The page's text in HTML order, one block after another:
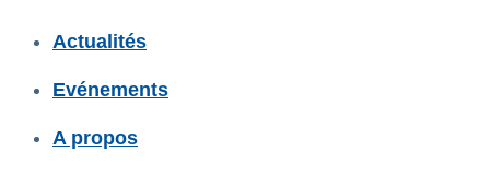
Actualités
Evénements
A propos